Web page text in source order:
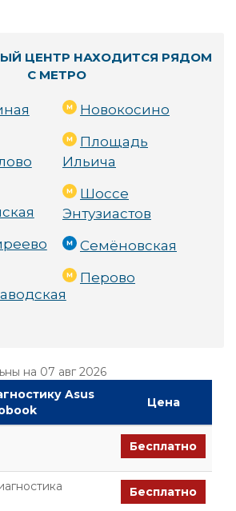
ЦЕНТР НАХОДИТСЯ РЯДОМ
С МЕТРО
Новокосино
Площадь
Ильича
Шоссе
Энтузиастов
Семёновская
Перово
на 07 авг 2026
Asus
Цена
Бесплатно
Бесплатно